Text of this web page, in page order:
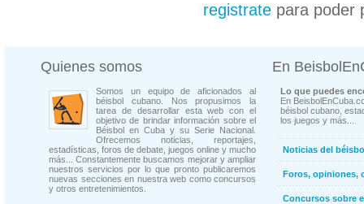
registrate para poder
Quienes somos
Somos un equipo de aficionados al
béisbol cubano. Nos propusimos la
tarea de desarrollar esta web con el
objetivo de brindar información sobre el
Béisbol en Cuba y su Serie Nacional.
Ofrecemos noticias, reportajes,
estadísticas, foros de debate, juegos online y mucho
más... Constantemente buscamos mejorar y ampliar
nuestros servicios por lo que pronto publicaremos
nuevas secciones en nuestra web como concursos
y otros entretenimientos.
En
Lo que puedes
En
béisbol cubano,
los juegos y más...
Noticias del
Foros, opiniones,
Concursos sobre